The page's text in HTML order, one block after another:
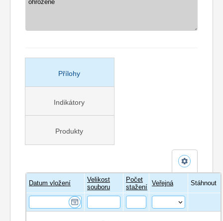
Přílohy
Indikátory
Produkty
Název
Datum vložení
Velikost
souboru
Počet
stažení
Veřejná Stáhnout